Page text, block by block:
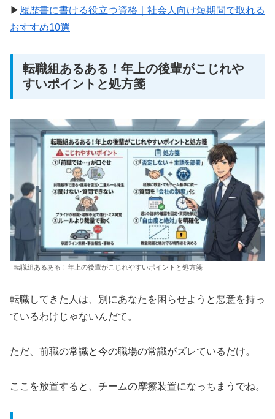
▶ 履歴書に書ける役立つ資格｜社会人向け短期間で取れる
おすすめ10選
転職組あるある！年上の後輩がこじれや
すいポイントと処方箋
転職組あるある！年上の後輩がこじれやすいポイントと処方箋
転職してきた人は、別にあなたを困らせようと悪意を持っ
ているわけじゃないんだて。
ただ、前職の常識と今の職場の常識がズレているだけ。
ここを放置すると、チームの摩擦装置になっちまうでね。